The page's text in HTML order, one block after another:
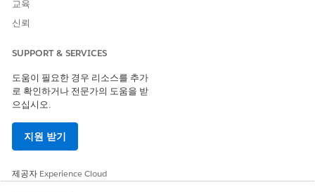
교육
신뢰
SUPPORT & SERVICES
도움이 필요한 경우 리소스를 추가
로 확인하거나 전문가의 도움을 받
으십시오.
지원 받기
제공자 Experience Cloud